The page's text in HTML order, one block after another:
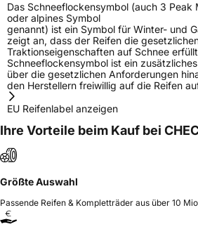
Das Schneeflockensymbol (auch 3 Peak
oder alpines Symbol
genannt) ist ein Symbol für Winter- und
zeigt an, dass der Reifen die
Traktionseigenschaften auf Schnee
Schneeflockensymbol ist ein
über die gesetzlichen Anforderungen
den Herstellern freiwillig auf die Reifen
EU Reifenlabel anzeigen
Ihre Vorteile beim Kauf bei
Größte Auswahl
Passende Reifen & Kompletträder aus über 10